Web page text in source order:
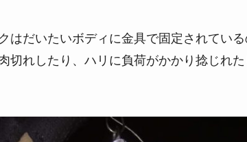
はだいたいボディに金具で固定されてい
切れしたり、ハリに負荷がかかり捻じれ